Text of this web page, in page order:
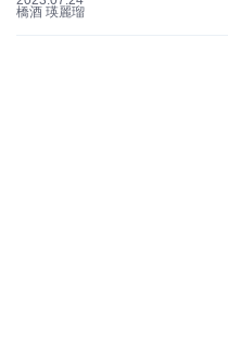
橋酒 瑛麗瑠